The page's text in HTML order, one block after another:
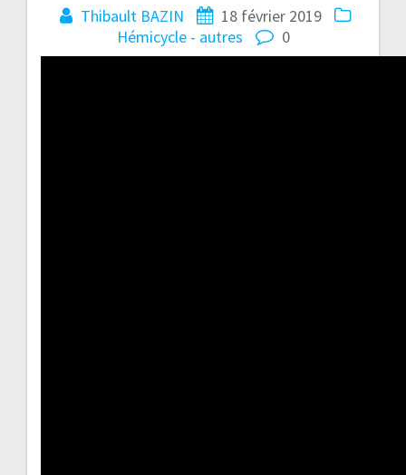
Thibault BAZIN
18 février 2019
Hémicycle - autres
0